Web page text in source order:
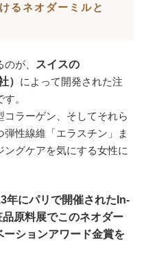
るネオダーミルと
が、 スイスの
） によって開発された注
。
ラーゲン、そしてそれら
性線維「エラスチン」ま
グケアを気にする女性に
年にパリで開催されたIn-
原料展でこのネオダー
ーションアワード金賞を